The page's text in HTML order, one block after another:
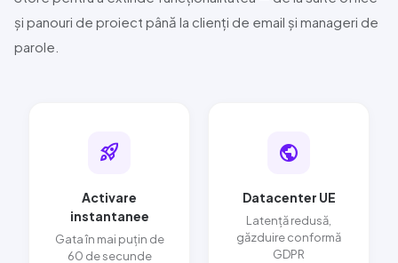
și panouri de proiect până la clienți de email și manageri de
parole.
rocket_launch
Activare
instantanee
Gata în mai puțin de
60 de secunde
public
Datacenter UE
Latență redusă,
găzduire conformă
GDPR